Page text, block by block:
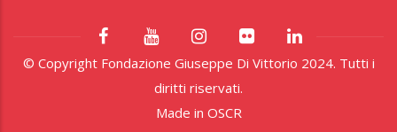
© Copyright Fondazione Giuseppe Di Vittorio 2024. Tutti i
diritti riservati.
Made in OSCR